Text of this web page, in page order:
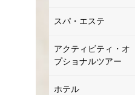
スパ・エステ
アクティビティ・オ
プショナルツアー
ホテル